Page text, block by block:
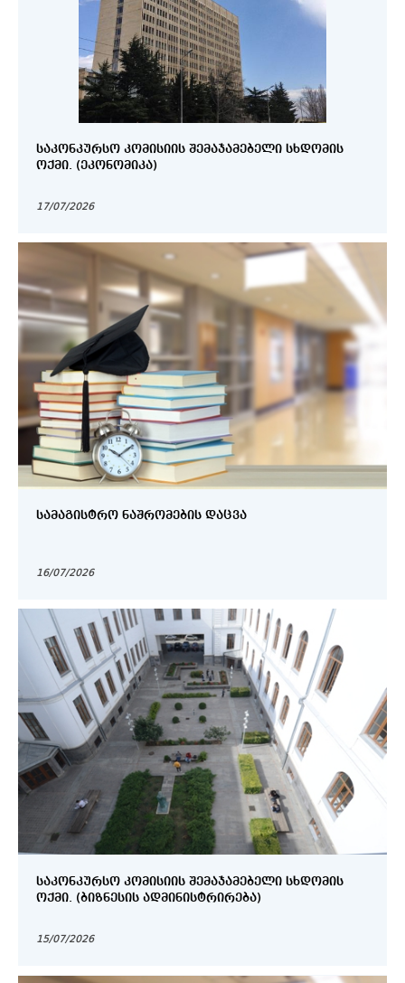
ᲡᲐᲙᲝᲜᲙᲣᲠᲡᲝ ᲙᲝᲛᲘᲡᲘᲘᲡ ᲨᲔᲛᲐᲯᲐᲛᲔᲑᲔᲚᲘ ᲡᲮᲓᲝᲛᲘᲡ
ᲝᲥᲛᲘ. (ᲔᲙᲝᲜᲝᲛᲘᲙᲐ)
17/07/2026
ᲡᲐᲛᲐᲒᲘᲡᲢᲠᲝ ᲜᲐᲨᲠᲝᲛᲔᲑᲘᲡ ᲓᲐᲪᲕᲐ
16/07/2026
ᲡᲐᲙᲝᲜᲙᲣᲠᲡᲝ ᲙᲝᲛᲘᲡᲘᲘᲡ ᲨᲔᲛᲐᲯᲐᲛᲔᲑᲔᲚᲘ ᲡᲮᲓᲝᲛᲘᲡ
ᲝᲥᲛᲘ. (ᲑᲘᲖᲜᲔᲡᲘᲡ ᲐᲓᲛᲘᲜᲘᲡᲢᲠᲘᲠᲔᲑᲐ)
15/07/2026